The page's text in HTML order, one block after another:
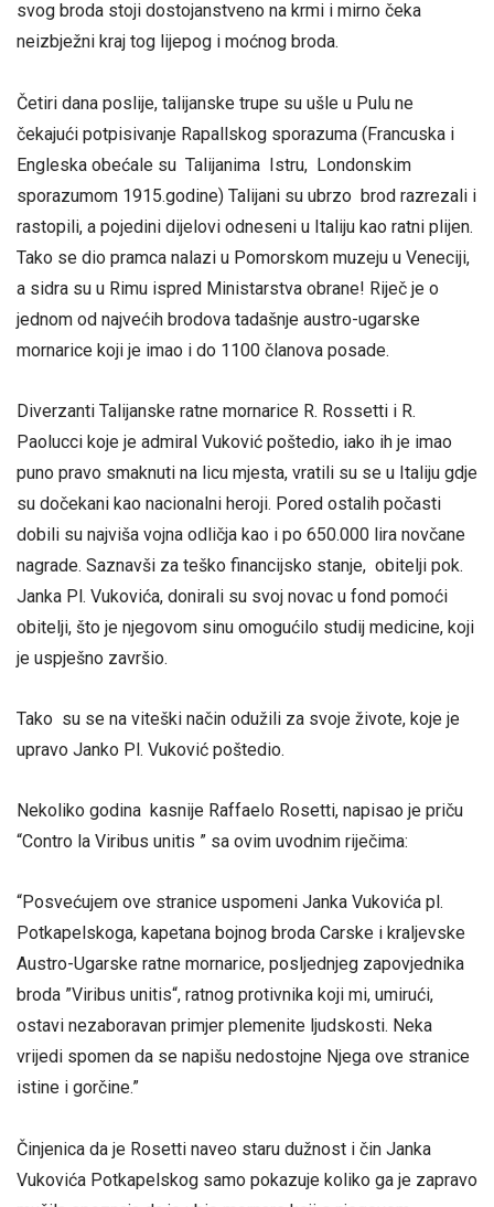
svog broda stoji dostojanstveno na krmi i mirno čeka
neizbježni kraj tog lijepog i moćnog broda.
Četiri dana poslije, talijanske trupe su ušle u Pulu ne
čekajući potpisivanje Rapallskog sporazuma (Francuska i
Engleska obećale su Talijanima Istru, Londonskim
sporazumom 1915.godine) Talijani su ubrzo brod razrezali i
rastopili, a pojedini dijelovi odneseni u Italiju kao ratni plijen.
Tako se dio pramca nalazi u Pomorskom muzeju u Veneciji,
a sidra su u Rimu ispred Ministarstva obrane! Riječ je o
jednom od najvećih brodova tadašnje austro-ugarske
mornarice koji je imao i do 1100 članova posade.
Diverzanti Talijanske ratne mornarice R. Rossetti i R.
Paolucci koje je admiral Vuković poštedio, iako ih je imao
puno pravo smaknuti na licu mjesta, vratili su se u Italiju gdje
su dočekani kao nacionalni heroji. Pored ostalih počasti
dobili su najviša vojna odličja kao i po 650.000 lira novčane
nagrade. Saznavši za teško financijsko stanje, obitelji pok.
Janka Pl. Vukovića, donirali su svoj novac u fond pomoći
obitelji, što je njegovom sinu omogućilo studij medicine, koji
je uspješno završio.
Tako su se na viteški način odužili za svoje živote, koje je
upravo Janko Pl. Vuković poštedio.
Nekoliko godina kasnije Raffaelo Rosetti, napisao je priču
“Contro la Viribus unitis ” sa ovim uvodnim riječima:
“Posvećujem ove stranice uspomeni Janka Vukovića pl.
Potkapelskoga, kapetana bojnog broda Carske i kraljevske
Austro-Ugarske ratne mornarice, posljednjeg zapovjednika
broda ”Viribus unitis“, ratnog protivnika koji mi, umirući,
ostavi nezaboravan primjer plemenite ljudskosti. Neka
vrijedi spomen da se napišu nedostojne Njega ove stranice
istine i gorčine.”
Činjenica da je Rosetti naveo staru dužnost i čin Janka
Vukovića Potkapelskog samo pokazuje koliko ga je zapravo